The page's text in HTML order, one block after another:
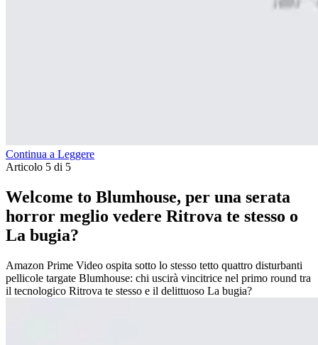
Continua a Leggere
Articolo 5 di 5
Welcome to Blumhouse, per una serata
horror meglio vedere Ritrova te stesso o
La bugia?
Amazon Prime Video ospita sotto lo stesso tetto quattro disturbanti
pellicole targate Blumhouse: chi uscirà vincitrice nel primo round tra
il tecnologico Ritrova te stesso e il delittuoso La bugia?